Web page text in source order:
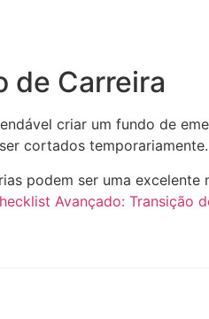
de Carreira
criar um fundo de
cortados temporariamente.
podem ser uma excelente
Avançado: Transição